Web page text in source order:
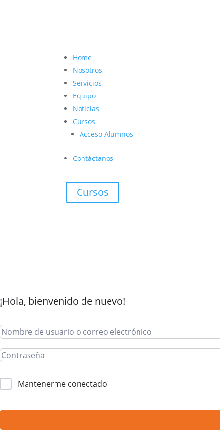
Home
Nosotros
Servicios
Equipo
Noticias
Cursos
Acceso Alumnos
Contáctanos
Cursos
¡Hola, bienvenido de nuevo!
Mantenerme conectado